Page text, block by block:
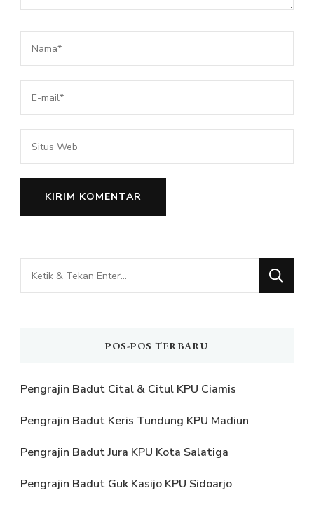
Mencari
Sesuatu?
POS-POS TERBARU
Pengrajin Badut Cital & Citul KPU Ciamis
Pengrajin Badut Keris Tundung KPU Madiun
Pengrajin Badut Jura KPU Kota Salatiga
Pengrajin Badut Guk Kasijo KPU Sidoarjo